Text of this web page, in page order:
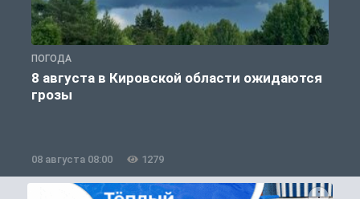
ПОГОДА
8 августа в Кировской области ожидаются
грозы
08 августа 08:00 1279